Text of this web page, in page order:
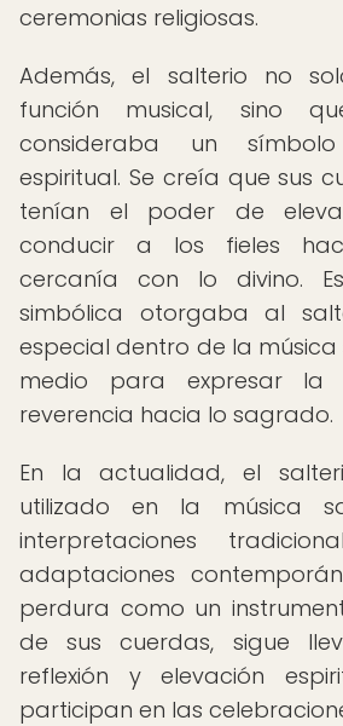
ceremonias religiosas.
Además, el salterio no
función musical, sino
consideraba un
espiritual. Se creía que sus
tenían el poder de
conducir a los fieles
cercanía con lo divino.
simbólica otorgaba al
especial dentro de la música
medio para expresar la
reverencia hacia lo sagrado.
En la actualidad, el
utilizado en la música
interpretaciones
adaptaciones
perdura como un
de sus cuerdas, sigue
reflexión y elevación
participan en las